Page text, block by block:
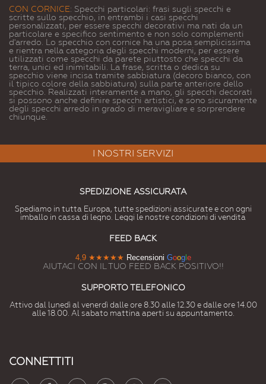
CON CORNICE: Specchi particolari: frasi sugli specchi e
scritte sullo specchio, in entrambi i casi specchi
personalizzati, per essere specchi decorativi ma nati da un
particolare e specifico sentimento e non solo complementi
d'arredo. Lo specchio con cornice ha una posa semplicissima
e rientra nella categoria degli specchi moderni, per essere
utilizzati come specchi da parete piuttosto che specchi da
terra, unici ed inimitabili. La frase, scritta o dedica su
specchio viene incisa tramite sabbiatura (decoro bianco, con
il tipico colore della sabbiatura) sulla parte anteriore dello
specchio. Realizzati interamente a mano, gli specchi decorati
si possono anche definire specchi artistici, e sono sicuramente
degli specchi arredo in grado di meravigliare e sorprendere
chiunque.
I NOSTRI SERVIZI
SPEDIZIONE ASSICURATA
Spediamo in tutta Europa, tutte spedizioni assicurate e con ogni
imballo in cassa di legno. Leggi le nostre condizioni di vendita
FEED BACK
4,9 ★★★★★ Recensioni Google
AIUTACI CON IL TUO FEED BACK POSITIVO!!
SUPPORTO TELEFONICO
Attivo dal lunedì al venerdì dalle ore 8.30 alle 12.30 e dalle ore 14.00
alle 18.00. Al sabato mattina aperti su appuntamento.
CONNETTITI